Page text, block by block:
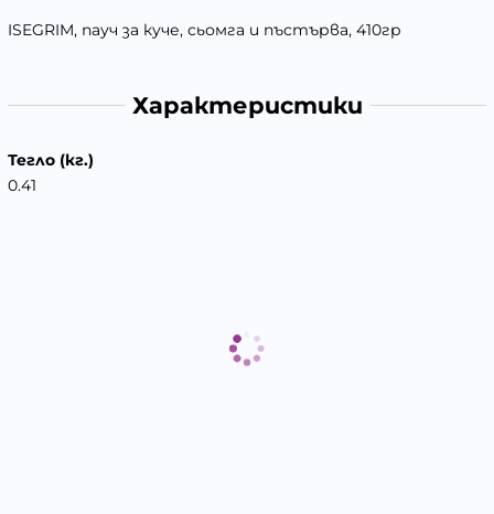
ISEGRIM, пауч за куче, сьомга и пъстърва, 410гр
Характеристики
Тегло (кг.)
0.41